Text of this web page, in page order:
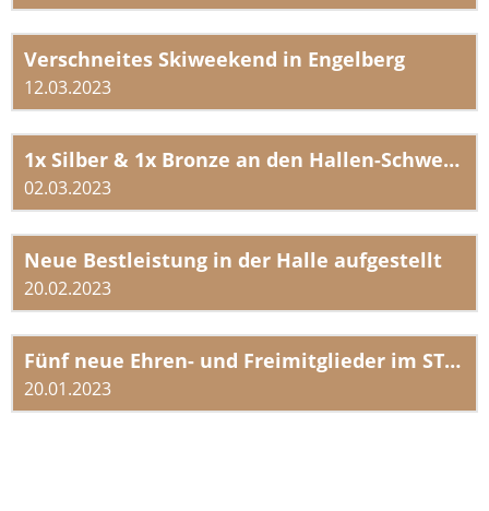
Verschneites Skiweekend in Engelberg
12.03.2023
1x Silber & 1x Bronze an den Hallen-Schweizermeisterschaften
02.03.2023
Neue Bestleistung in der Halle aufgestellt
20.02.2023
Fünf neue Ehren- und Freimitglieder im STV Altbüron
20.01.2023